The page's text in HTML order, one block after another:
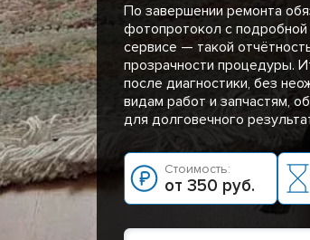
По завершении ремонта
фотопротокол с
сервисе — такой
прозрачности процедуры.
после диагностики, без
видам работ и запчастям,
для долговечного
Стоимость:
от 350 руб.